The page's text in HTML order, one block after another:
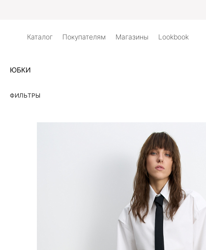
Каталог Покупателям Магазины Lookbook
ЮБКИ
ФИЛЬТРЫ